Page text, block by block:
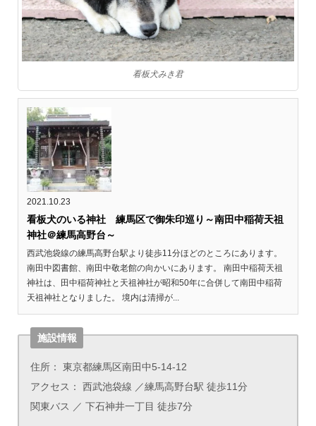
看板犬みき君
2021.10.23
看板犬のいる神社 練馬区で御朱印巡り～南田中稲荷天祖
神社＠練馬高野台～
西武池袋線の練馬高野台駅より徒歩11分ほどのところにあります。
南田中図書館、南田中敬老館の向かいにあります。 南田中稲荷天祖
神社は、田中稲荷神社と天祖神社が昭和50年に合併して南田中稲荷
天祖神社となりました。 境内は清掃が...
施設情報
住所： 東京都練馬区南田中5-14-12
アクセス： 西武池袋線 ／練馬高野台駅 徒歩11分
関東バス ／ 下石神井一丁目 徒歩7分